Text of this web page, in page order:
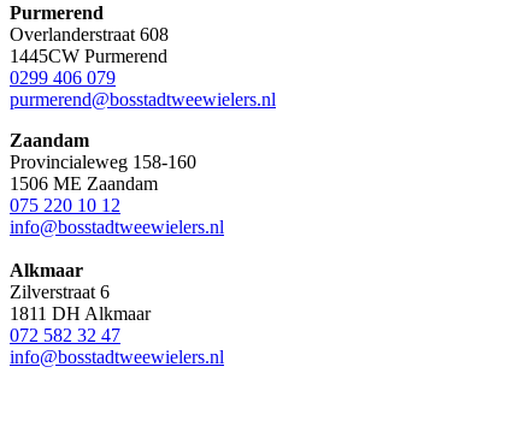
Purmerend
Overlanderstraat 608
1445CW Purmerend
0299 406 079
purmerend@bosstadtweewielers.nl
Zaandam
Provincialeweg 158-160
1506 ME Zaandam
075 220 10 12
info@bosstadtweewielers.nl
Alkmaar
Zilverstraat 6
1811 DH Alkmaar
072 582 32 47
info@bosstadtweewielers.nl